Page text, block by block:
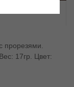
прорезями.
17гр. Цвет: